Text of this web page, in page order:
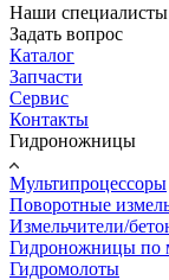
Наши
Задать вопрос
Каталог
Запчасти
Сервис
Контакты
Гидроножницы
Мультипроцессоры
Поворотные
Измельчители/
Гидроножницы по
Гидромолоты